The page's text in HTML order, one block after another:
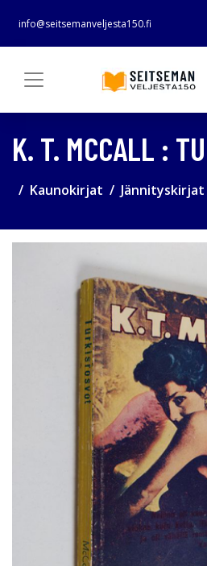
info@seitsemanveljesta150.fi
K. T. MCCALL :
Kaunokirjat Jännityskirjat